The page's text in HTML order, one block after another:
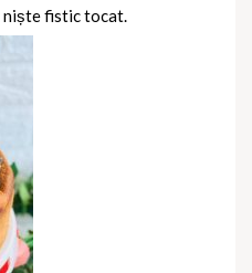
niște fistic tocat.